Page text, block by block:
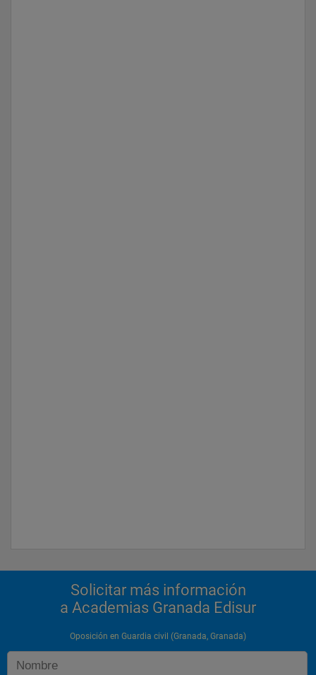
Solicitar más información
a Academias Granada Edisur
Oposición en Guardia civil (Granada, Granada)